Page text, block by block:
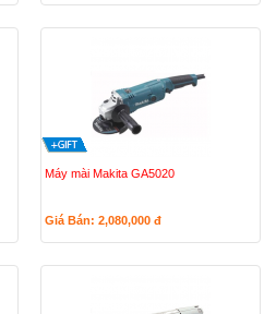
Máy mài Makita GA5020
Giá Bán: 2,080,000 đ